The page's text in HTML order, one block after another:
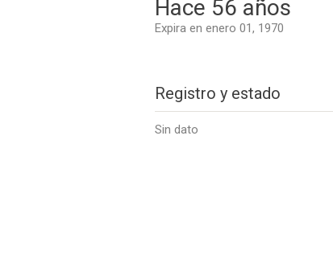
Hace 56 años
Expira en enero 01, 1970
Registro y estado
Sin dato